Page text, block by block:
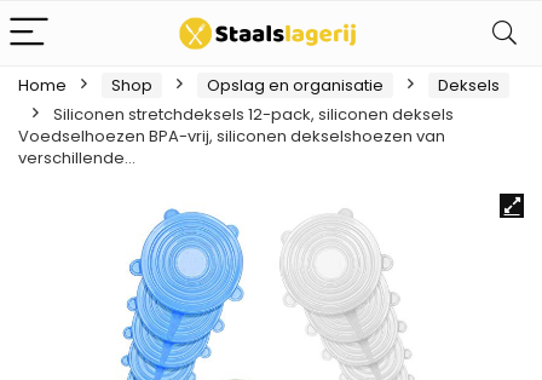
Home Shop Opslag en organisatie
Deksels
Siliconen stretchdeksels 12-pack, siliconen deksels
Voedselhoezen BPA-vrij, siliconen dekselshoezen van
verschillende…